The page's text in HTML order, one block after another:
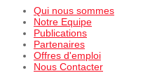
Qui nous sommes
Notre Equipe
Publications
Partenaires
Offres d'emploi
Nous Contacter